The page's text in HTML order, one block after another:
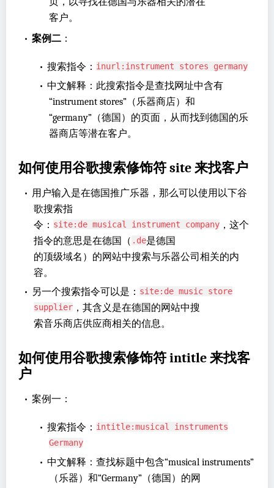
客户。
• 案例二 ：
• 搜索指令： inurl:instrument stores germany
• 中文解释：此搜索指令是查找网址中含有
“instrument stores”（乐器商店）和
“germany”（德国）的页面，从而找到德国的乐
器商店等潜在客户。
如何使用谷歌搜索修饰符 site 来找客户
• 用户输入是在德国推广乐器，那么可以使用以下谷
歌搜索指
令： site:de musical instrument company ，这个
指令的意思是在德国（ .de是德国
的顶级域名）的网站中搜索与乐器公司相关的内
容。
• 另一个搜索指令可以是： site:de music store
supplier ，其含义是在德国的网站中搜
索音乐商店供应商相关的信息。
如何使用谷歌搜索修饰符 intitle 来找客
户
• 案例一：
• 搜索指令： intitle:musical instruments
Germany
• 中文解释：查找标题中包含“musical instruments”
（乐器）和“Germany”（德国）的网